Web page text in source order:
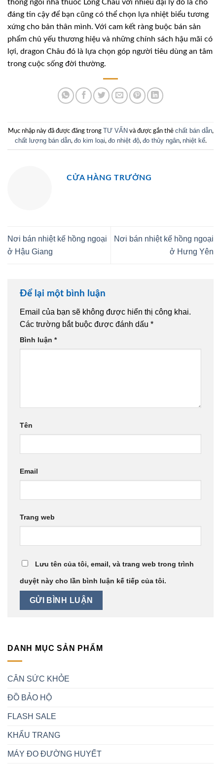
thống ngôi nhà thuốc Long Châu với nhiều đại lý đó là chỗ
đáng tin cậy để bạn cũng có thể chọn lựa nhiệt biểu tương
xứng cho bản thân mình. Với cam kết ràng buộc bán sản
phẩm chủ yếu thương hiệu và những chính sách hậu mãi có
lợi, dragon Châu đó là lựa chọn góp người tiêu dùng an tâm
trong cuộc sống đời thường.
Mục nhập này đã được đăng trong TƯ VẤN và được gắn thẻ chất bán dẫn,
chất lượng bán dẫn, đo kim loại, đo nhiệt độ, đo thủy ngân, nhiệt kế.
CỬA HÀNG TRƯỞNG
Nơi bán nhiệt kế hồng ngoại
ở Hậu Giang
Nơi bán nhiệt kế hồng ngoại
ở Hưng Yên
Để lại một bình luận
Email của bạn sẽ không được hiển thị công khai.
Các trường bắt buộc được đánh dấu *
Bình luận *
Tên
Email
Trang web
Lưu tên của tôi, email, và trang web trong trình
duyệt này cho lần bình luận kế tiếp của tôi.
DANH MỤC SẢN PHẨM
CÂN SỨC KHỎE
ĐỒ BẢO HỘ
FLASH SALE
KHẨU TRANG
MÁY ĐO ĐƯỜNG HUYẾT